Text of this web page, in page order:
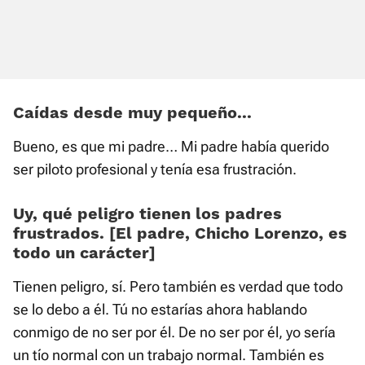
Caídas desde muy pequeño...
Bueno, es que mi padre… Mi padre había querido
ser piloto profesional y tenía esa frustración.
Uy, qué peligro tienen los padres
frustrados. [El padre, Chicho Lorenzo, es
todo un carácter]
Tienen peligro, sí. Pero también es verdad que todo
se lo debo a él. Tú no estarías ahora hablando
conmigo de no ser por él. De no ser por él, yo sería
un tío normal con un trabajo normal. También es